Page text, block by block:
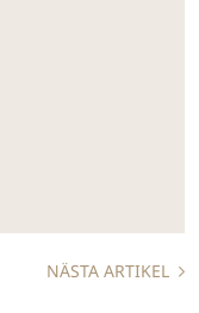
NÄSTA ARTIKEL